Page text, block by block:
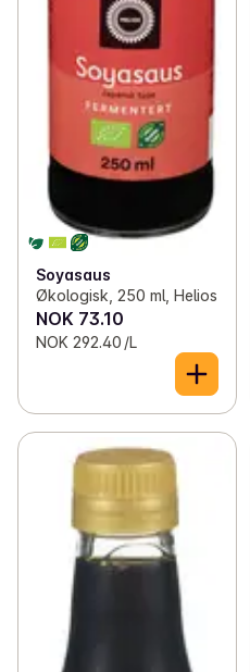
Soyasaus
Økologisk, 250 ml, Helios
NOK 73.10
NOK 292.40 /L